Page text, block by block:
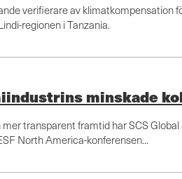
verifierare av
regionen i Tanzania.
minskade
transparent framtid har SCS
North America-konferensen...